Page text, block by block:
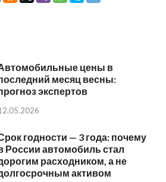
цены в
месяц весны:
экспертов
годности — 3 года: почему
России автомобиль стал
расходником, а не
активом